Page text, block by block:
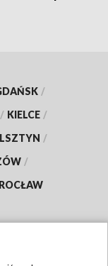
/
/ KIELCE /
/
/